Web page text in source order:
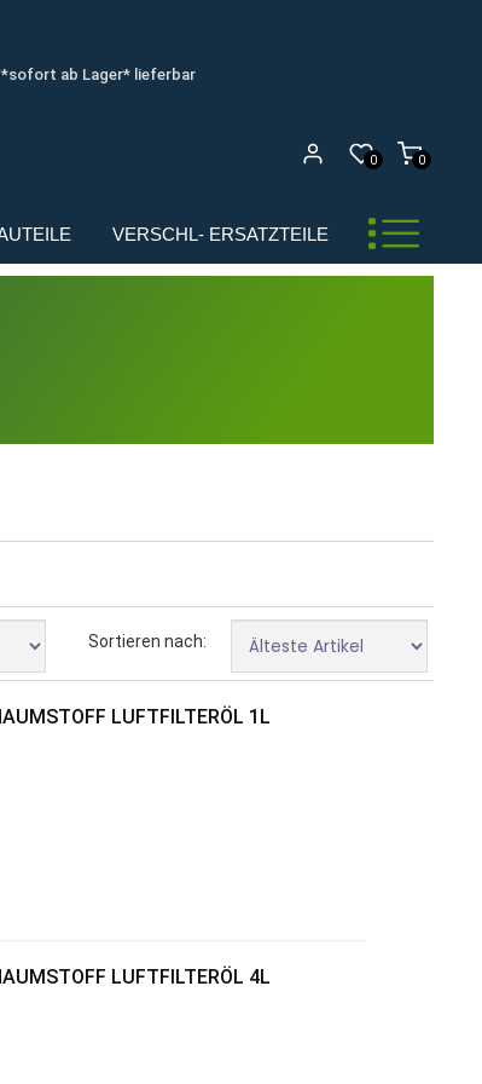
*sofort ab Lager* lieferbar
0
0
VERSCHL- ERSATZTEILE
Sortieren nach:
LUFTFILTERÖL 1L
LUFTFILTERÖL 4L